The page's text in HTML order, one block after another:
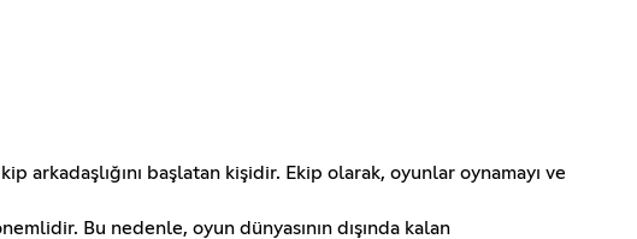
arkadaşlığını başlatan kişidir. Ekip olarak, oyunlar oynamayı ve
Bu nedenle, oyun dünyasının dışında kalan